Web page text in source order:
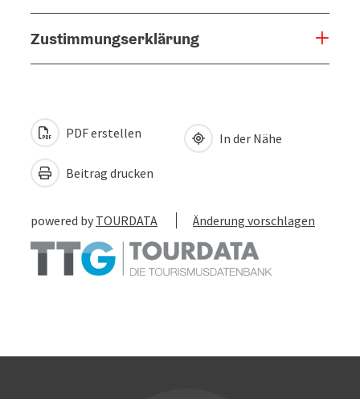
Zustimmungserklärung
PDF erstellen
Beitrag drucken
In der Nähe
powered by TOURDATA Änderung vorschlagen